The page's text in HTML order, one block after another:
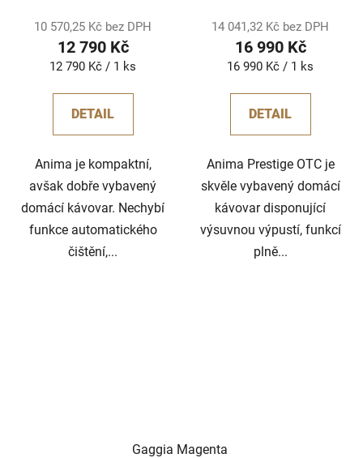
10 570,25 Kč bez DPH
12 790 Kč
Měrná
12 790 Kč / 1 ks
DETAIL
Anima je kompaktní,
avšak dobře vybavený
domácí kávovar. Nechybí
funkce automatického
čištění,...
14 041,32 Kč bez DPH
16 990 Kč
Měrná
16 990 Kč / 1 ks
DETAIL
Anima Prestige OTC je
skvěle vybavený domácí
kávovar disponující
výsuvnou výpustí, funkcí
plně...
Gaggia Magenta